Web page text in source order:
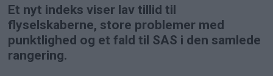
Et nyt indeks viser lav tillid til
flyselskaberne, store problemer med
punktlighed og et fald til SAS i den samlede
rangering.